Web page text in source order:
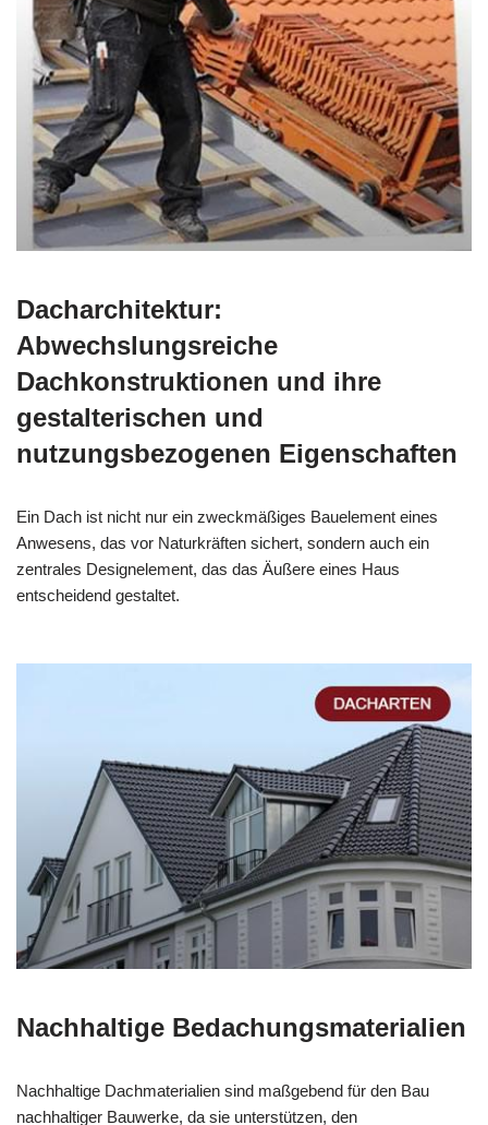
Dacharchitektur:
Abwechslungsreiche
Dachkonstruktionen und ihre
gestalterischen und
nutzungsbezogenen Eigenschaften
Ein Dach ist nicht nur ein zweckmäßiges Bauelement eines
Anwesens, das vor Naturkräften sichert, sondern auch ein
zentrales Designelement, das das Äußere eines Haus
entscheidend gestaltet.
Nachhaltige Bedachungsmaterialien
Nachhaltige Dachmaterialien sind maßgebend für den Bau
nachhaltiger Bauwerke, da sie unterstützen, den